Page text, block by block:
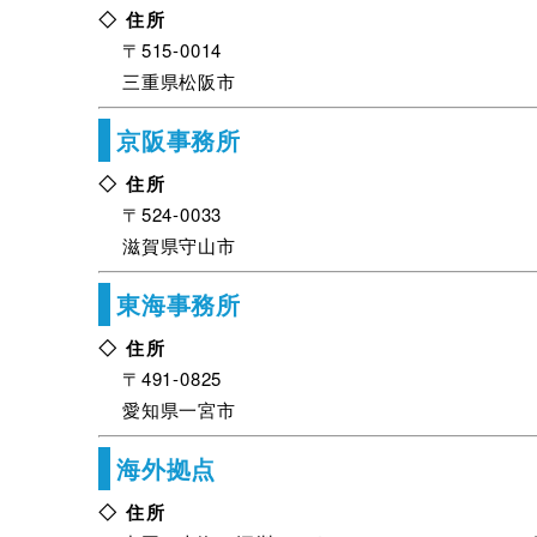
◇ 住所
〒515-0014
三重県松阪市
京阪事務所
◇ 住所
〒524-0033
滋賀県守山市
東海事務所
◇ 住所
〒491-0825
愛知県一宮市
海外拠点
◇ 住所